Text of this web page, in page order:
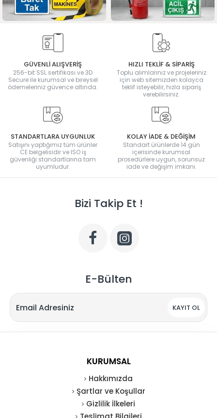
GÜVENLİ ALIŞVERİŞ
256-bit SSL sertifikası ve 3D
Secure ile kurumsal ve bireysel
ödemeleriniz güvence altında.
HIZLI TEKLİF & SİPARİŞ
Toplu alımlarınız ve projeleriniz
için web sitemizden kolayca
teklif isteyebilir, hızla sipariş
verebilirsiniz.
STANDARTLARA UYGUNLUK
Satışını yaptığımız tüm ürünler
CE belgelisidir ve ISO iş
güvenliği standartlarına tam
uyumludur.
KOLAY İADE & DEĞİŞİM
Standart ürünlerde 14 gün
içerisinde kurumsal
prosedürlere uygun, sorunsuz
iade ve değişim imkanı.
Bizi Takip Et !
E-Bülten
KAYIT OL
KURUMSAL
Hakkımızda
Şartlar ve Koşullar
Gizlilik İlkeleri